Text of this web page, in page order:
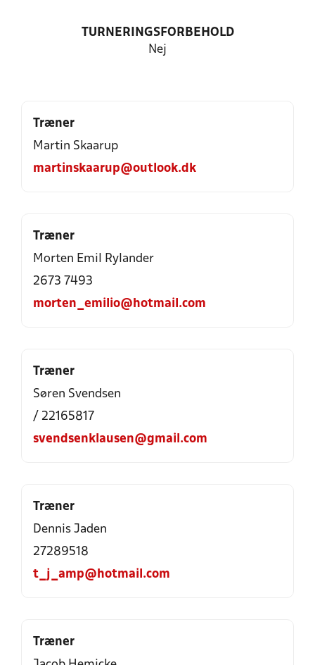
TURNERINGSFORBEHOLD
Nej
Træner
Martin Skaarup
martinskaarup@outlook.dk
Træner
Morten Emil Rylander
2673 7493
morten_emilio@hotmail.com
Træner
Søren Svendsen
/ 22165817
svendsenklausen@gmail.com
Træner
Dennis Jaden
27289518
t_j_amp@hotmail.com
Træner